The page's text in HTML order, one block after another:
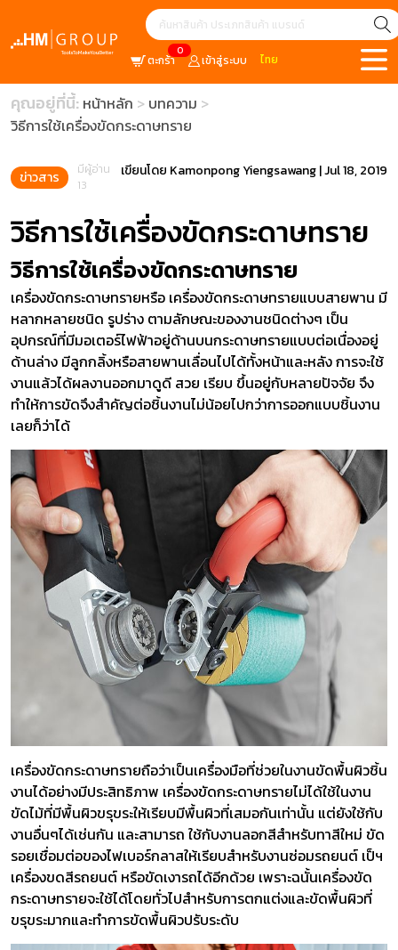
0
ตะกร้า เข้าสู่ระบบ ไทย
คุณอยู่ที่นี้: หน้าหลัก
บทความ
วิธีการใช้เครื่องขัดกระดาษทราย
ข่าวสาร
มีผู้อ่าน
13
เขียนโดย Kamonpong Yiengsawang|Jul 18, 2019
วิธีการใช้เครื่องขัดกระดาษทราย
วิธีการใช้เครื่องขัดกระดาษทราย
เครื่องขัดกระดาษทรายหรือ เครื่องขัดกระดาษทรายแบบสายพาน มี
หลากหลายชนิด รูปร่าง ตามลักษณะของงานชนิดต่างๆ เป็น
อุปกรณ์ที่มีมอเตอร์ไฟฟ้าอยู่ด้านบนกระดาษทรายแบบต่อเนื่องอยู่
ด้านล่าง มีลูกกลิ้งหรือสายพานเลื่อนไปได้ทั้งหน้าและหลัง การจะใช้
งานแล้วได้ผลงานออกมาดูดี สวย เรียบ ขึ้นอยู่กับหลายปัจจัย จึง
ทำให้การขัดจึงสำคัญต่อชิ้นงานไม่น้อยไปกว่าการออกแบบชิ้นงาน
เลยก็ว่าได้
เครื่องขัดกระดาษทรายถือว่าเป็นเครื่องมือที่ช่วยในงานขัดพื้นผิวชิ้น
งานได้อย่างมีประสิทธิภาพ เครื่องขัดกระดาษทรายไม่ได้ใช้ในงาน
ขัดไม้ที่มีพื้นผิวขรุขระให้เรียบมีพื้นผิวที่เสมอกันเท่านั้น แต่ยังใช้กับ
งานอื่นๆได้เช่นกัน และสามารถ ใช้กับงานลอกสีสำหรับทาสีใหม่ ขัด
รอยเชื่อมต่อของไฟเบอร์กลาสให้เรียบสำหรับงานซ่อมรถยนต์ เป็ฯ
เครื่องขดสีรถยนต์ หรือขัดเงารถได้อีกด้วย เพราะฉนั้นเครื่องขัด
กระดาษทรายจะใช้ได้โดยทั่วไปสำหรับการตกแต่งและขัดพื้นผิวที่
ขรุขระมากและทำการขัดพื้นผิวปรับระดับ